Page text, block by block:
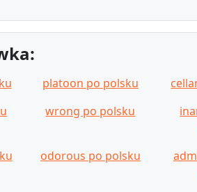
platoon po polsku
wrong po polsku
odorous po polsku